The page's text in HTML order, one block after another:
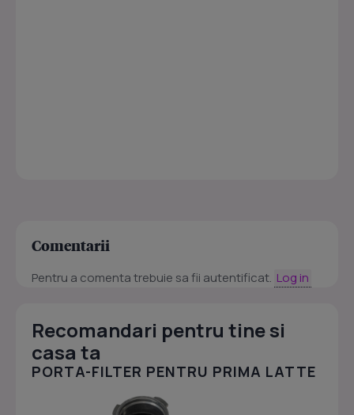
Comentarii
Pentru a comenta trebuie sa fii autentificat. Log in
Recomandari pentru tine si
casa ta
PORTA-FILTER PENTRU PRIMA LATTE